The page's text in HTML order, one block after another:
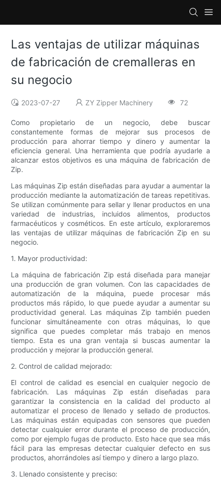
Las ventajas de utilizar máquinas
de fabricación de cremalleras en
su negocio
2023-07-27 ZY Zipper Machinery 72
Como propietario de un negocio, debe buscar
constantemente formas de mejorar sus procesos de
producción para ahorrar tiempo y dinero y aumentar la
eficiencia general. Una herramienta que podría ayudarle a
alcanzar estos objetivos es una máquina de fabricación de
Zip.
Las máquinas Zip están diseñadas para ayudar a aumentar la
producción mediante la automatización de tareas repetitivas.
Se utilizan comúnmente para sellar y llenar productos en una
variedad de industrias, incluidos alimentos, productos
farmacéuticos y cosméticos. En este artículo, exploraremos
las ventajas de utilizar máquinas de fabricación Zip en su
negocio.
1. Mayor productividad:
La máquina de fabricación Zip está diseñada para manejar
una producción de gran volumen. Con las capacidades de
automatización de la máquina, puede procesar más
productos más rápido, lo que puede ayudar a aumentar su
productividad general. Las máquinas Zip también pueden
funcionar simultáneamente con otras máquinas, lo que
significa que puedes completar más trabajo en menos
tiempo. Esta es una gran ventaja si buscas aumentar la
producción y mejorar la producción general.
2. Control de calidad mejorado:
El control de calidad es esencial en cualquier negocio de
fabricación. Las máquinas Zip están diseñadas para
garantizar la consistencia en la calidad del producto al
automatizar el proceso de llenado y sellado de productos.
Las máquinas están equipadas con sensores que pueden
detectar cualquier error durante el proceso de producción,
como por ejemplo fugas de producto. Esto hace que sea más
fácil para las empresas detectar cualquier defecto en sus
productos, ahorrándoles así tiempo y dinero a largo plazo.
3. Llenado consistente y preciso: